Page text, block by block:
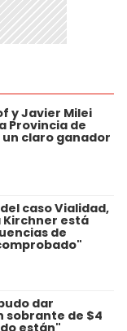
y Javier Milei
Provincia de
un claro ganador
caso Vialidad,
Kirchner está
de
dar
sobrante de $4